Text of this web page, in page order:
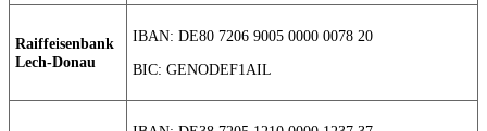
Raiffeisenbank
Lech-Donau
IBAN: DE80 7206 9005 0000 0078 20
BIC: GENODEF1AIL